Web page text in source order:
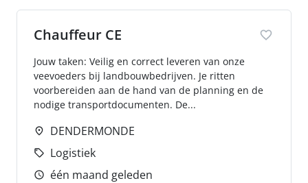
Chauffeur CE
Jouw taken: Veilig en correct leveren van onze
veevoeders bij landbouwbedrijven. Je ritten
voorbereiden aan de hand van de planning en de
nodige transportdocumenten. De...
DENDERMONDE
Logistiek
één maand geleden